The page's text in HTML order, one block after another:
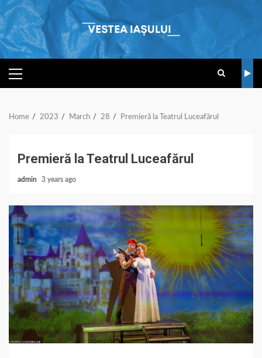
Skip
to
content
PRIMARY
MENU
Home 2023 March 28 Premieră la Teatrul Luceafărul
Premieră la Teatrul Luceafărul
admin 3 years ago